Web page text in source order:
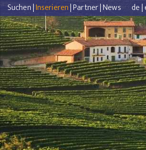
Suchen|Inserieren|Partner|News de|